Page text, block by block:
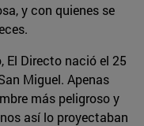
y con quienes se
El Directo nació el 25
Miguel. Apenas
más peligroso y
así lo proyectaban